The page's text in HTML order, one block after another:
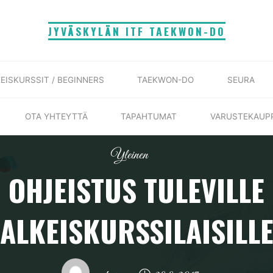
JYVÄSKYLÄN ITF TAEKWON-DO
/ BEGINNERS TAEKWON-DO SEURA
OTA YHTEYTTÄ TAPAHTUMAT
Yleinen
OHJEISTUS TULEVILLE
ALKEISKURSSILAISILLE